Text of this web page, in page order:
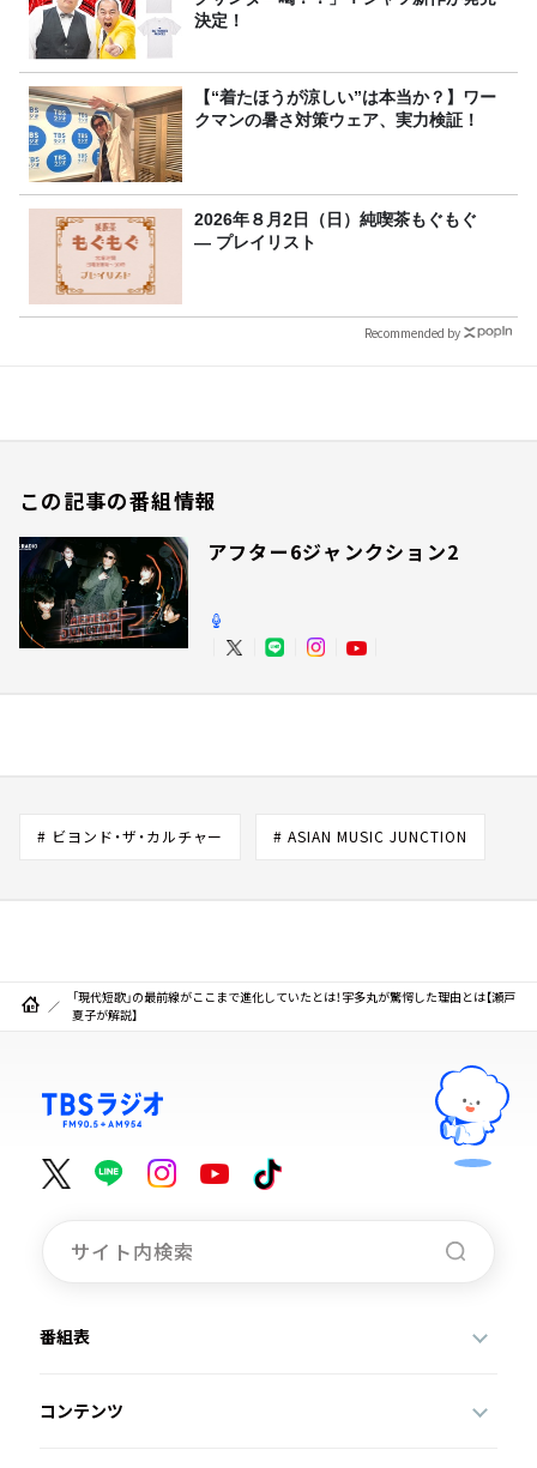
決定！
【“着たほうが涼しい”は本当か？】ワー
クマンの暑さ対策ウェア、実力検証！
2026年８月2日（日）純喫茶もぐもぐ
― プレイリスト
Recommended by
この記事の番組情報
アフター6ジャンクション2
# ビヨンド・ザ・カルチャー # ASIAN MUSIC JUNCTION
「現代短歌」の最前線がここまで進化していたとは！宇多丸が驚愕した理由とは【瀬戸
夏子が解説】
番組表
コンテンツ